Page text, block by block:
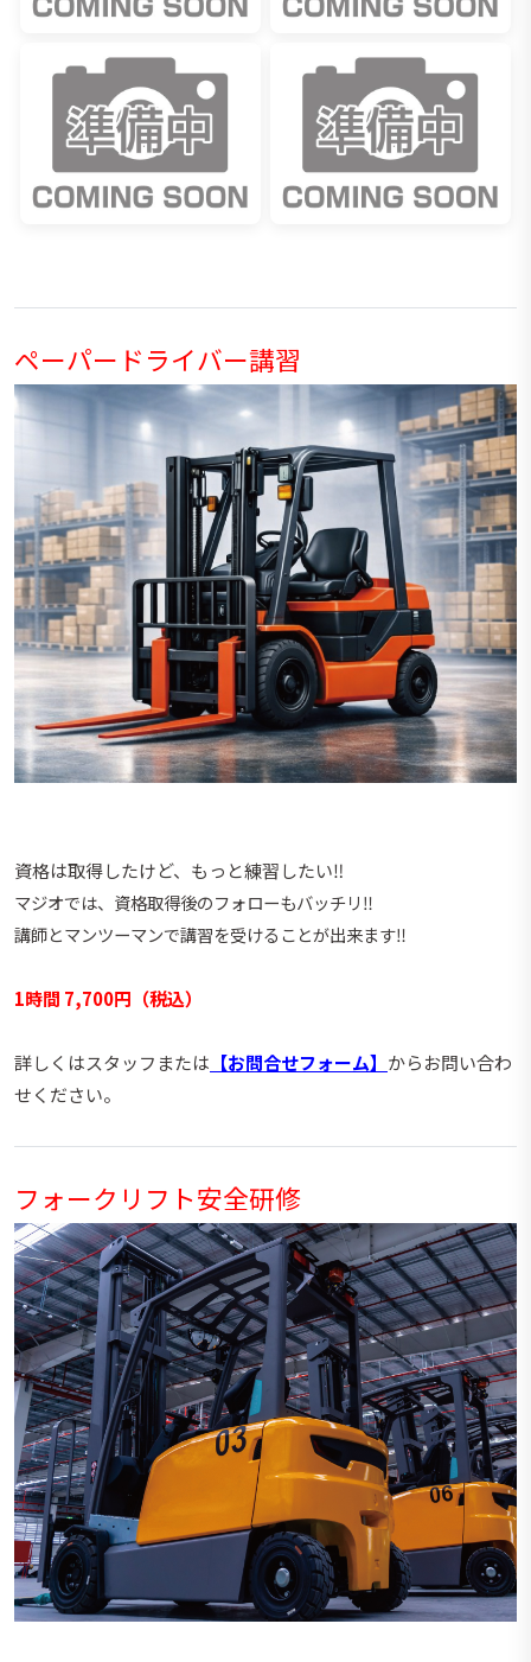
ペーパードライバー講習
資格は取得したけど、もっと練習したい‼️
マジオでは、資格取得後のフォローもバッチリ‼︎
講師とマンツーマンで講習を受けることが出来ます‼︎
1時間 7,700円（税込）
詳しくはスタッフまたは 【お問合せフォーム】 からお問い合わ
せください。
フォークリフト安全研修